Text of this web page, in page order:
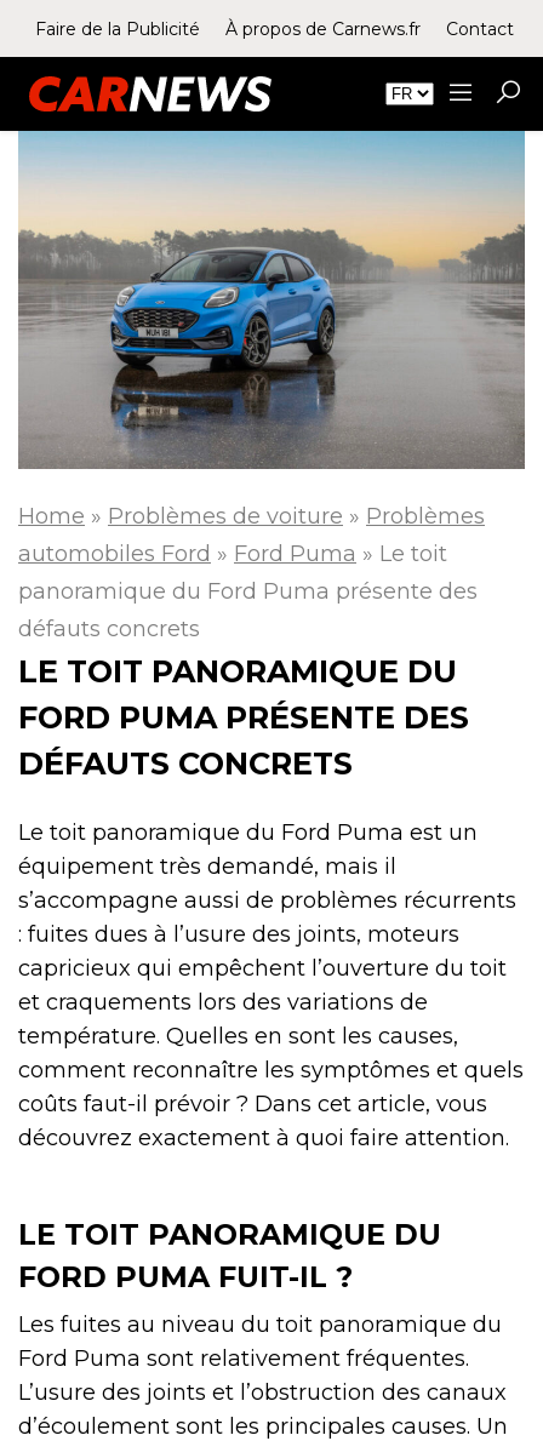
Faire de la Publicité À propos de Carnews.fr Contact
Home » Problèmes de voiture » Problèmes
automobiles Ford » Ford Puma » Le toit
panoramique du Ford Puma présente des
défauts concrets
LE TOIT PANORAMIQUE DU
FORD PUMA PRÉSENTE DES
DÉFAUTS CONCRETS
Le toit panoramique du Ford Puma est un
équipement très demandé, mais il
s’accompagne aussi de problèmes récurrents
: fuites dues à l’usure des joints, moteurs
capricieux qui empêchent l’ouverture du toit
et craquements lors des variations de
température. Quelles en sont les causes,
comment reconnaître les symptômes et quels
coûts faut-il prévoir ? Dans cet article, vous
découvrez exactement à quoi faire attention.
LE TOIT PANORAMIQUE DU
FORD PUMA FUIT-IL ?
Les fuites au niveau du toit panoramique du
Ford Puma sont relativement fréquentes.
L’usure des joints et l’obstruction des canaux
d’écoulement sont les principales causes. Un